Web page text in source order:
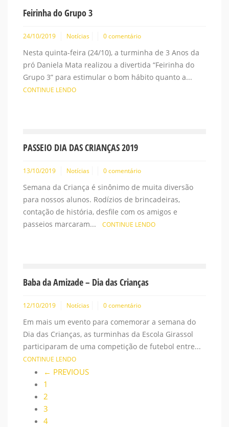
Feirinha do Grupo 3
24/10/2019 Notícias 0 comentário
Nesta quinta-feira (24/10), a turminha de 3 Anos da
pró Daniela Mata realizou a divertida “Feirinha do
Grupo 3” para estimular o bom hábito quanto a...
CONTINUE LENDO
PASSEIO DIA DAS CRIANÇAS 2019
13/10/2019 Notícias 0 comentário
Semana da Criança é sinônimo de muita diversão
para nossos alunos. Rodízios de brincadeiras,
contação de história, desfile com os amigos e
passeios marcaram... CONTINUE LENDO
Baba da Amizade – Dia das Crianças
12/10/2019 Notícias 0 comentário
Em mais um evento para comemorar a semana do
Dia das Crianças, as turminhas da Escola Girassol
participaram de uma competição de futebol entre...
CONTINUE LENDO
← PREVIOUS
1
2
3
4